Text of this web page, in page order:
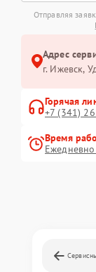
Отправляя
Адрес
г. Ижевск,
Горячая
+7 (341)
Время